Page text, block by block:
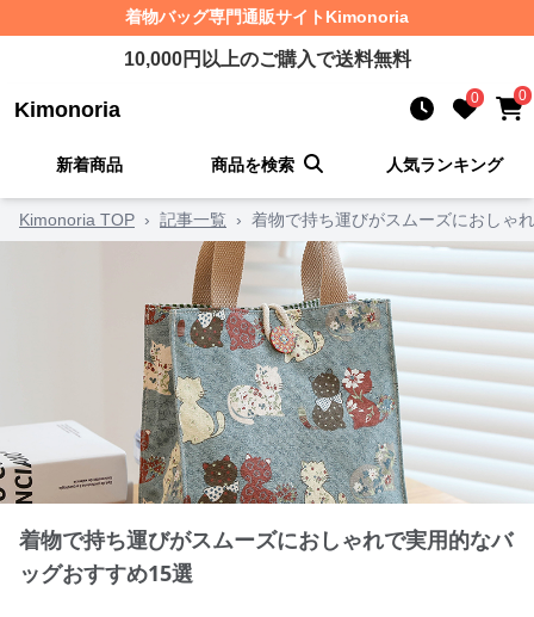
着物バッグ専門通販サイト Kimonoria
10,000円以上のご購入で送料無料
Kimonoria 0 0
新着商品 商品を検索 人気ランキング
Kimonoria TOP › 記事一覧 › 着物で持ち運びがスムーズにおしゃ
着物で持ち運びがスムーズにおしゃれで実用的なバ
ッグおすすめ15選